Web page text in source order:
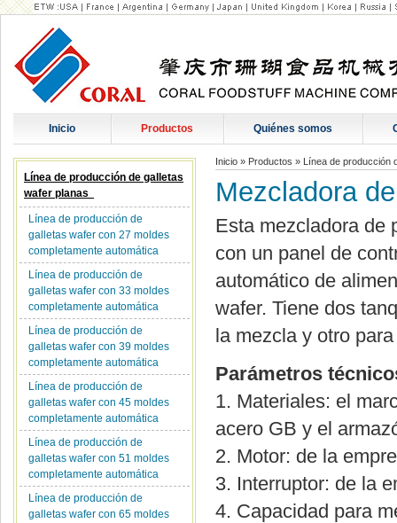
Inicio Productos Quiénes somos
Línea de producción de galletas
wafer planas
Línea de producción de
galletas wafer con 27 moldes
completamente automática
Línea de producción de
galletas wafer con 33 moldes
completamente automática
Línea de producción de
galletas wafer con 39 moldes
completamente automática
Línea de producción de
galletas wafer con 45 moldes
completamente automática
Línea de producción de
galletas wafer con 51 moldes
completamente automática
Línea de producción de
galletas wafer con 65 moldes
Inicio » Productos » Línea de producción
Mezcladora
Esta mezcladora de
con un panel de
automático de
wafer. Tiene dos
la mezcla y otro
Parámetros
1. Materiales: el
acero GB y el
2. Motor: de la
3. Interruptor: de la
4. Capacidad para